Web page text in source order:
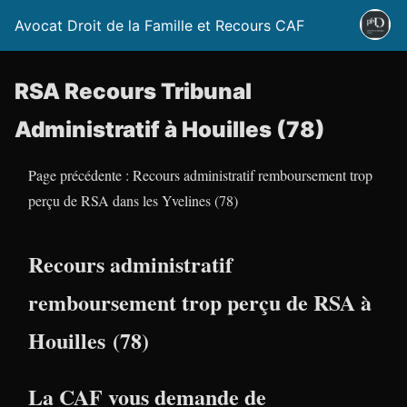
Avocat Droit de la Famille et Recours CAF
RSA Recours Tribunal
Administratif à Houilles (78)
Page précédente : Recours administratif remboursement trop
perçu de RSA dans les Yvelines (78)
Recours administratif
remboursement trop perçu de RSA à
Houilles (78)
La CAF vous demande de